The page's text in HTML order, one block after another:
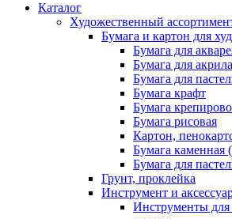
Каталог
Художественный
Бумага и картон для
Бумага для
Бумага для
Бумага для
Бумага крафт
Бумага
Бумага рисовая
Картон,
Бумага каменная
Бумага для
Грунт, проклейка
Инструмент и
Инструменты для